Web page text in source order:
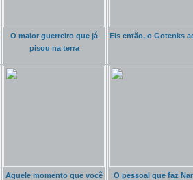
O maior guerreiro que já
pisou na terra
Eis então, o Gotenks
Aquele momento que você
O pessoal que faz